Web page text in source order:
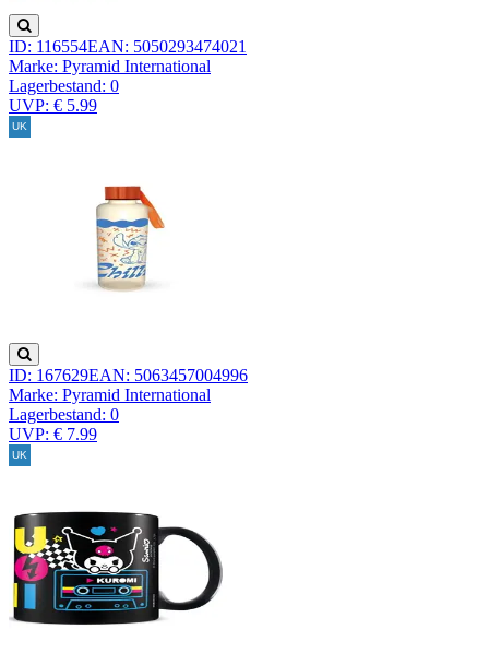
ID: 116554EAN: 5050293474021
Marke: Pyramid International
Lagerbestand: 0
UVP: € 5.99
ID: 167629EAN: 5063457004996
Marke: Pyramid International
Lagerbestand: 0
UVP: € 7.99